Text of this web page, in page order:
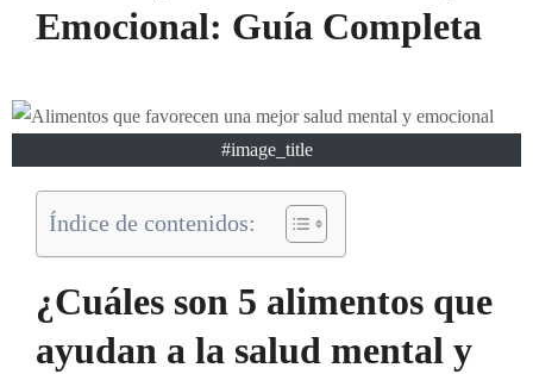
Emocional: Guía Completa
#image_title
Índice de contenidos:
¿Cuáles son 5 alimentos que
ayudan a la salud mental y